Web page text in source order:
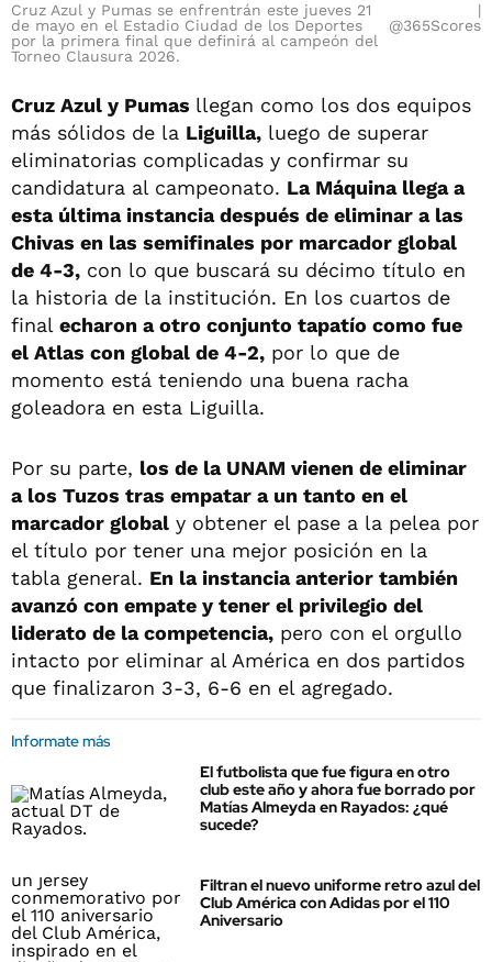
Cruz Azul y Pumas se enfrentrán este jueves 21
de mayo en el Estadio Ciudad de los Deportes
por la primera final que definirá al campeón del
Torneo Clausura 2026.
@365Scores
Cruz Azul y Pumas llegan como los dos equipos
más sólidos de la Liguilla, luego de superar
eliminatorias complicadas y confirmar su
candidatura al campeonato. La Máquina llega a
esta última instancia después de eliminar a las
Chivas en las semifinales por marcador global
de 4-3, con lo que buscará su décimo título en
la historia de la institución. En los cuartos de
final echaron a otro conjunto tapatío como fue
el Atlas con global de 4-2, por lo que de
momento está teniendo una buena racha
goleadora en esta Liguilla.
Por su parte, los de la UNAM vienen de eliminar
a los Tuzos tras empatar a un tanto en el
marcador global y obtener el pase a la pelea por
el título por tener una mejor posición en la
tabla general. En la instancia anterior también
avanzó con empate y tener el privilegio del
liderato de la competencia, pero con el orgullo
intacto por eliminar al América en dos partidos
que finalizaron 3-3, 6-6 en el agregado.
Informate más
El futbolista que fue figura en otro
club este año y ahora fue borrado por
Matías Almeyda en Rayados: ¿qué
sucede?
Filtran el nuevo uniforme retro azul del
Club América con Adidas por el 110
Aniversario